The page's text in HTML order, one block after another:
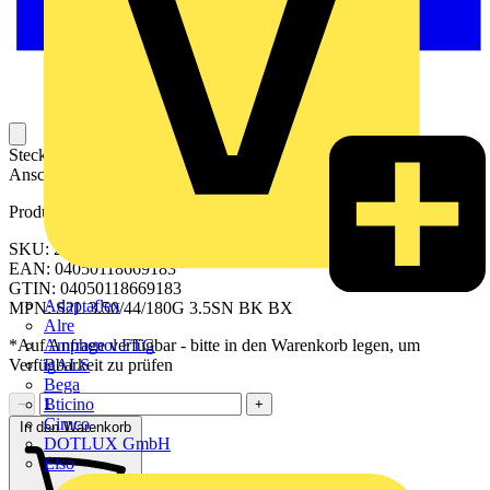
Adaptaflex
Alre
Amphenol FTG
BALS
Bega
Bticino
Cimco
DOTLUX GmbH
Elso
Steckbarer Leiterplatten-Anschluss mit innovatiever
Anschlusstechnologie für eine sichere und intuitive Handhabung.
Produktkennzeichen
SKU: 2559300000
EAN: 04050118669183
GTIN: 04050118669183
MPN: S2L 3.50/44/180G 3.5SN BK BX
*Auf Anfrage verfügbar - bitte in den Warenkorb legen, um
Verfügbarkeit zu prüfen
−
+
In den Warenkorb